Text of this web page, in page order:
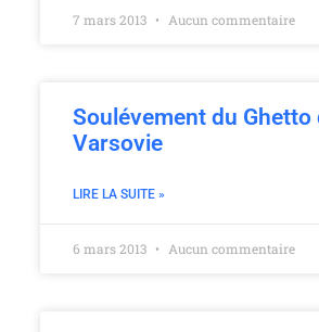
7 mars 2013 Aucun commentaire
Soulévement du Ghetto
Varsovie
LIRE LA SUITE »
6 mars 2013 Aucun commentaire